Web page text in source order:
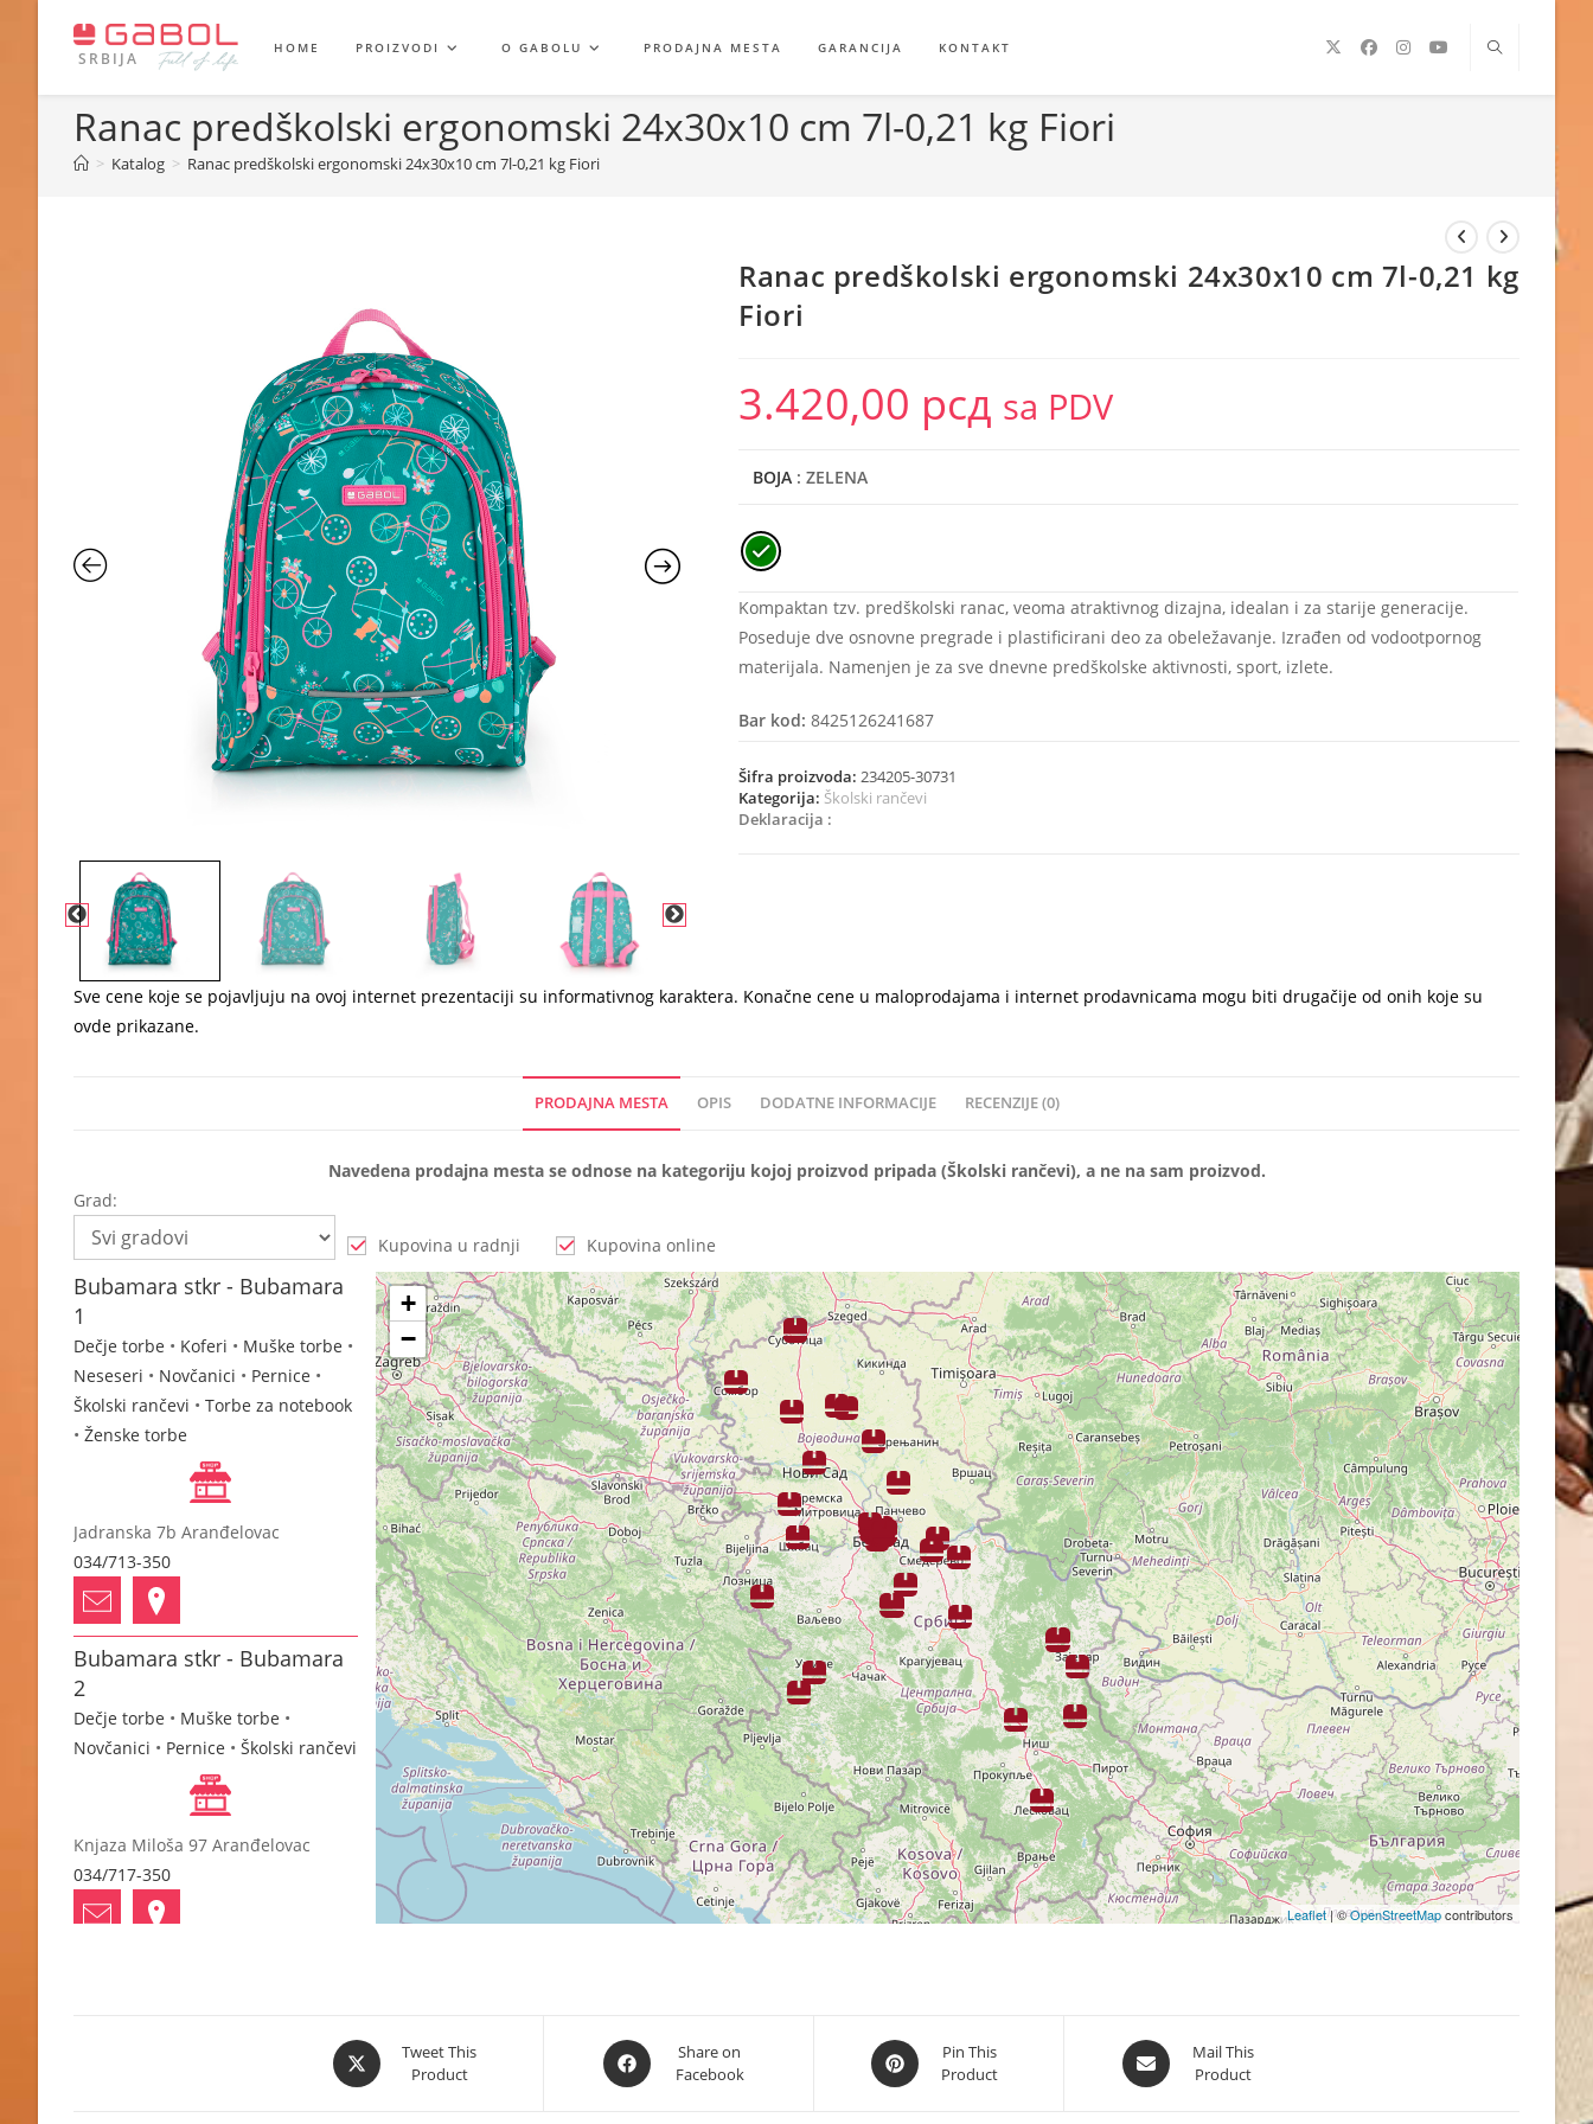
SRBIJA
HOME PROIZVODI O GABOLU PRODAJNA MESTA GARANCIJA KONTAKT
Ranac predškolski ergonomski 24x30x10 cm 7l-0,21 kg Fiori
> Katalog > Ranac predškolski ergonomski 24x30x10 cm 7l-0,21 kg Fiori
Ranac predškolski ergonomski 24x30x10 cm 7l-0,21 kg
Fiori
3.420,00 рсд sa PDV
BOJA : ZELENA
Kompaktan tzv. predškolski ranac, veoma atraktivnog dizajna, idealan i za starije generacije.
Poseduje dve osnovne pregrade i plastificirani deo za obeležavanje. Izrađen od vodootpornog
materijala. Namenjen je za sve dnevne predškolske aktivnosti, sport, izlete.
Bar kod:8425126241687
Šifra proizvoda:234205-30731
Kategorija: Školski rančevi
Deklaracija :
Sve cene koje se pojavljuju na ovoj internet prezentaciji su informativnog karaktera. Konačne cene u maloprodajama i internet prodavnicama mogu biti drugačije od onih koje su
ovde prikazane.
PRODAJNA MESTA OPIS DODATNE INFORMACIJE RECENZIJE (0)
Navedena prodajna mesta se odnose na kategoriju kojoj proizvod pripada (Školski rančevi), a ne na sam proizvod.
Grad:
Kupovina u radnji
Kupovina online
Bubamara stkr - Bubamara
1
Dečje torbe • Koferi • Muške torbe •
Neseseri • Novčanici • Pernice •
Školski rančevi • Torbe za notebook
• Ženske torbe
Jadranska 7b Aranđelovac
034/713-350
Bubamara stkr - Bubamara
2
Dečje torbe • Muške torbe •
Novčanici • Pernice • Školski rančevi
Knjaza Miloša 97 Aranđelovac
034/717-350
+
−
Leaflet| ©OpenStreetMapcontributors
Opens
in
Tweet This
Product
Opens
in
Share on
Facebook
Opens
in
Pin This
Product
Opens
in
Mail This
Product